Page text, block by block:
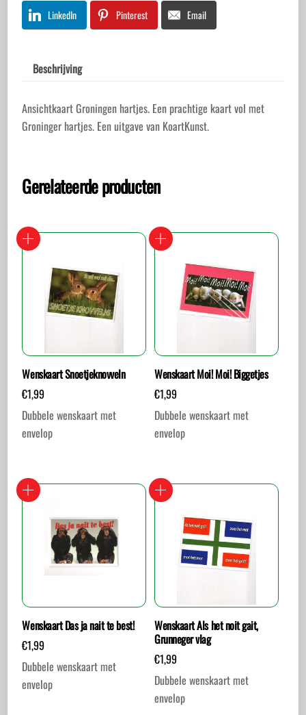
LinkedIn Pinterest Email
Beschrijving
Ansichtkaart Groningen hartjes. Een prachtige kaart vol met
Groninger hartjes. Een uitgave van KoartKunst.
Gerelateerde producten
Wenskaart Snoetjeknovveln
€1,99
Dubbele wenskaart met
envelop
Wenskaart Moi! Moi! Biggetjes
€1,99
Dubbele wenskaart met
envelop
Wenskaart Das ja nait te best!
€1,99
Dubbele wenskaart met
envelop
Wenskaart Als het noit gait,
Grunneger vlag
€1,99
Dubbele wenskaart met
envelop